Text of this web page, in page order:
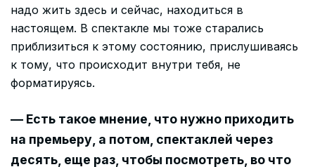
надо жить здесь и сейчас, находиться в
настоящем. В спектакле мы тоже старались
приблизиться к этому состоянию, прислушиваясь
к тому, что происходит внутри тебя, не
форматируясь.
— Есть такое мнение, что нужно приходить
на премьеру, а потом, спектаклей через
десять, еще раз, чтобы посмотреть, во что